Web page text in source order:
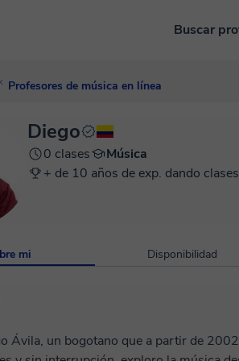
Buscar
Profesores de música en línea
Diego
0 clases
Música
+ de 10 años de exp. dando
mi Disponibilidad
Ávila, un bogotano que a partir de